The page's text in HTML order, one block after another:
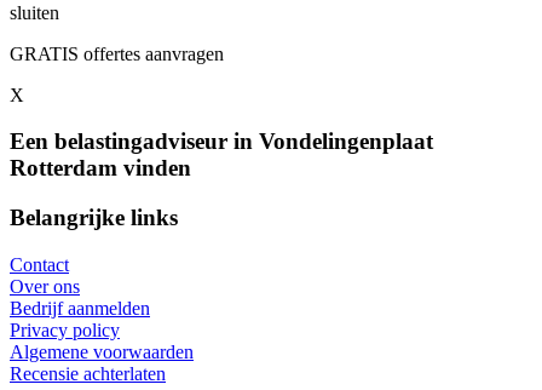
sluiten
GRATIS offertes aanvragen
X
Een belastingadviseur in Vondelingenplaat
Rotterdam vinden
Belangrijke links
Contact
Over ons
Bedrijf aanmelden
Privacy policy
Algemene voorwaarden
Recensie achterlaten